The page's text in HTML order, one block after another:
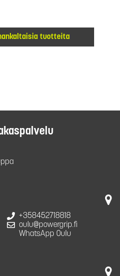
tuotteita
+358452718818
oulu@powergrip.fi
WhatsApp Oulu